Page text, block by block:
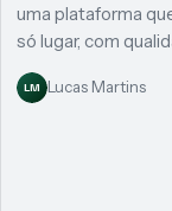
uma plataforma
só lugar, com
LM Lucas Martins